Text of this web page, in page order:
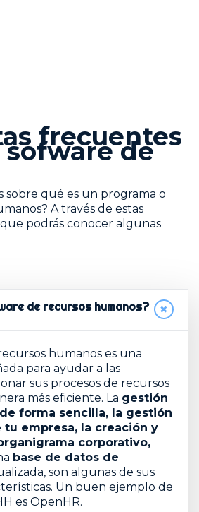
frecuentes
sofware de
sobre qué es un programa o
A través de estas
podrás conocer algunas
de recursos humanos?
humanos es una
para ayudar a las
sus procesos de recursos
más eficiente. La gestión
forma sencilla, la gestión
empresa, la creación y
corporativo,
base de datos de
son algunas de sus
Un buen ejemplo de
es OpenHR.